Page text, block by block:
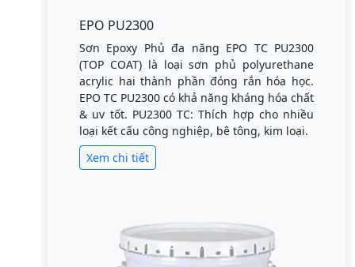
EPO PU2300
Sơn Epoxy Phủ đa năng EPO TC PU2300
(TOP COAT) là loại sơn phủ polyurethane
acrylic hai thành phần đóng rắn hóa học.
EPO TC PU2300 có khả năng kháng hóa chất
& uv tốt. PU2300 TC: Thích hợp cho nhiều
loại kết cấu công nghiệp, bê tông, kim loại.
Xem chi tiết